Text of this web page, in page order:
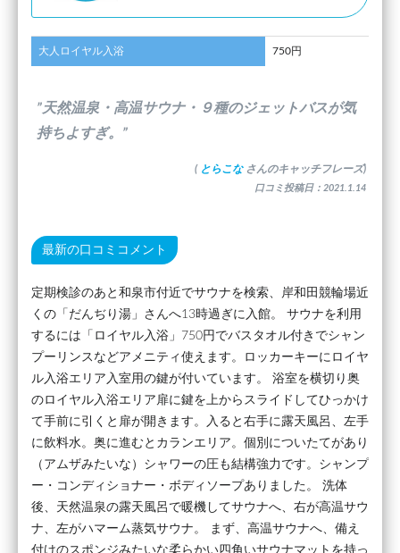
大人ロイヤル入浴 750円
”天然温泉・高温サウナ・９種のジェットバスが気
持ちよすぎ。”
( とらこな さんのキャッチフレーズ)
口コミ投稿日：2021.1.14
最新の口コミコメント
定期検診のあと和泉市付近でサウナを検索、岸和田競輪場近
くの「だんぢり湯」さんへ13時過ぎに入館。 サウナを利用
するには「ロイヤル入浴」750円でバスタオル付きでシャン
プーリンスなどアメニティ使えます。ロッカーキーにロイヤ
ル入浴エリア入室用の鍵が付いています。 浴室を横切り奥
のロイヤル入浴エリア扉に鍵を上からスライドしてひっかけ
て手前に引くと扉が開きます。入ると右手に露天風呂、左手
に飲料水。奥に進むとカランエリア。個別についたてがあり
（アムザみたいな）シャワーの圧も結構強力です。シャンプ
ー・コンディショナー・ボディソープありました。 洗体
後、天然温泉の露天風呂で暖機してサウナへ、右が高温サウ
ナ、左がハマーム蒸気サウナ。 まず、高温サウナへ、備え